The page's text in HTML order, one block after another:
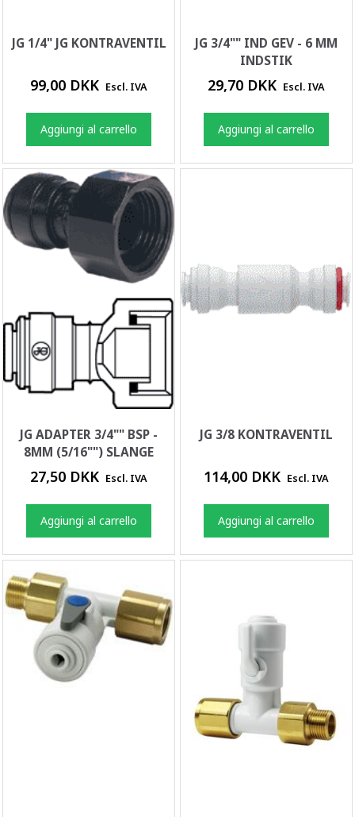
JG 1/4" JG KONTRAVENTIL
99,00 DKK Escl. IVA
Aggiungi al carrello
JG 3/4"" IND GEV - 6 MM
INDSTIK
29,70 DKK Escl. IVA
Aggiungi al carrello
JG ADAPTER 3/4"" BSP -
8MM (5/16"") SLANGE
27,50 DKK Escl. IVA
Aggiungi al carrello
JG 3/8 KONTRAVENTIL
114,00 DKK Escl. IVA
Aggiungi al carrello